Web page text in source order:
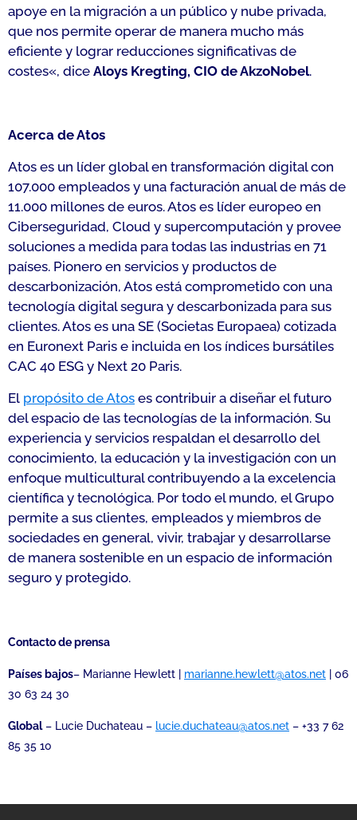
apoye en la migración a un público y nube privada,
que nos permite operar de manera mucho más
eficiente y lograr reducciones significativas de
costes«, dice Aloys Kregting, CIO de AkzoNobel.
Acerca de Atos
Atos es un líder global en transformación digital con
107.000 empleados y una facturación anual de más de
11.000 millones de euros. Atos es líder europeo en
Ciberseguridad, Cloud y supercomputación y provee
soluciones a medida para todas las industrias en 71
países. Pionero en servicios y productos de
descarbonización, Atos está comprometido con una
tecnología digital segura y descarbonizada para sus
clientes. Atos es una SE (Societas Europaea) cotizada
en Euronext Paris e incluida en los índices bursátiles
CAC 40 ESG y Next 20 Paris.
El propósito de Atos es contribuir a diseñar el futuro
del espacio de las tecnologías de la información. Su
experiencia y servicios respaldan el desarrollo del
conocimiento, la educación y la investigación con un
enfoque multicultural contribuyendo a la excelencia
científica y tecnológica. Por todo el mundo, el Grupo
permite a sus clientes, empleados y miembros de
sociedades en general, vivir, trabajar y desarrollarse
de manera sostenible en un espacio de información
seguro y protegido.
Contacto de prensa
Países bajos– Marianne Hewlett | marianne.hewlett@atos.net | 06
30 63 24 30
Global– Lucie Duchateau – lucie.duchateau@atos.net – +33 7 62
85 35 10